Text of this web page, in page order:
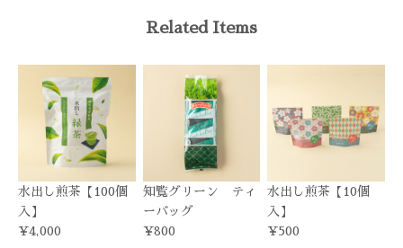
Related Items
水出し煎茶【100個
入】
¥4,000
知覧グリーン ティ
ーバッグ
¥800
水出し煎茶【10個
入】
¥500